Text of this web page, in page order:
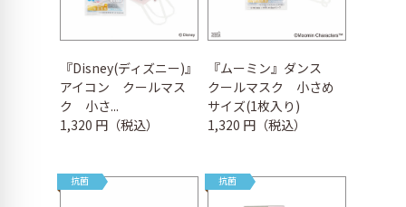
『Disney(ディズニー)』
アイコン クールマス
ク 小さ...
1,320 円（税込）
『ムーミン』ダンス
クールマスク 小さめ
サイズ(1枚入り)
1,320 円（税込）
抗菌 抗菌